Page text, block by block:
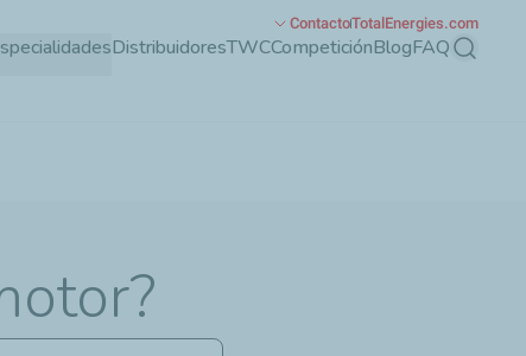
DistribuidoresTWCCompeticiónBlogFAQ Buscar
ContactoTotalEnergies.com